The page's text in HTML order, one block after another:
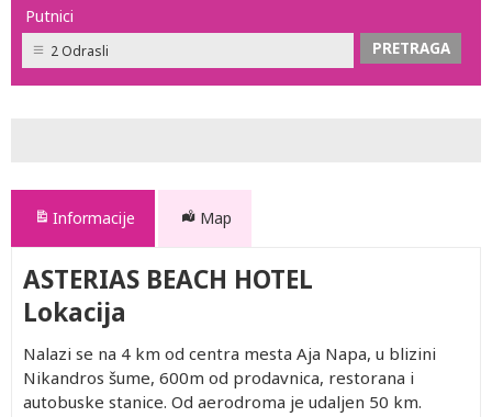
Putnici
2 Odrasli
Informacije Map
ASTERIAS BEACH HOTEL
Lokacija
Nalazi se na 4 km od centra mesta Aja Napa, u blizini
Nikandros šume, 600m od prodavnica, restorana i
autobuske stanice. Od aerodroma je udaljen 50 km.